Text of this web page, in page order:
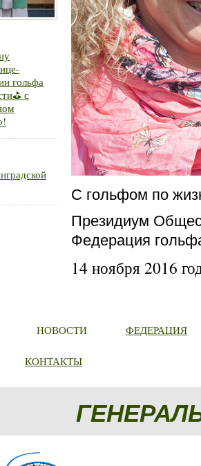
гольфа
с
С гольфом по
Президиум
Федерация
14 ноября 2016
НОВОСТИ ФЕДЕРАЦИЯ
КОНТАКТЫ